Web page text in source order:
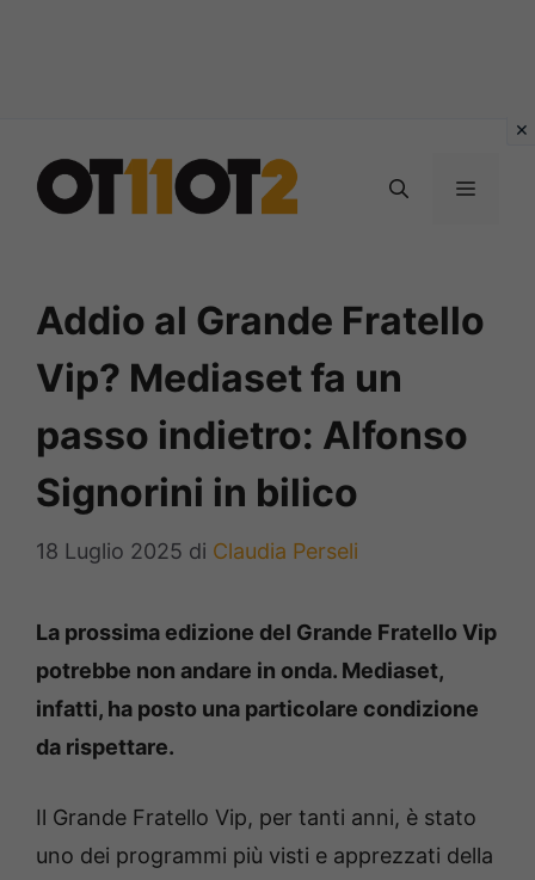
contenuto
MENU
Addio al Grande Fratello
Vip? Mediaset fa un
passo indietro: Alfonso
Signorini in bilico
18 Luglio 2025 di Claudia Perseli
La prossima edizione del Grande Fratello Vip
potrebbe non andare in onda. Mediaset,
infatti, ha posto una particolare condizione
da rispettare.
Il Grande Fratello Vip, per tanti anni, è stato
uno dei programmi più visti e apprezzati della